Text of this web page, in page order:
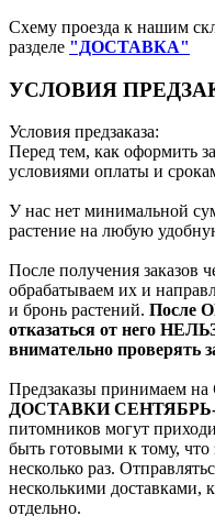
Схему проезда к нашим
разделе "ДОСТАВКА"
УСЛОВИЯ
Условия предзаказа:
Перед тем, как оформить
условиями оплаты и
У нас нет минимальной
растение на любую
После получения заказов
обрабатываем их и
и бронь растений. После
отказаться от него
внимательно проверять
Предзаказы принимаем на
ДОСТАВКИ
питомников могут
быть готовыми к тому, что
несколько раз.
несколькими доставками,
отдельно.